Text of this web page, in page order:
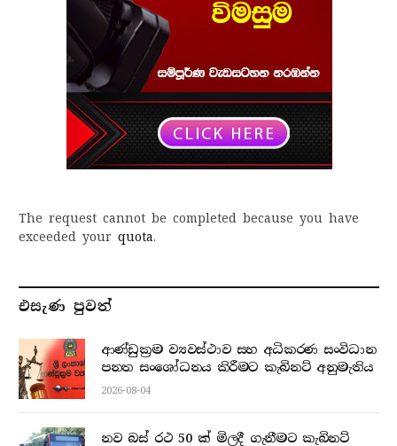
The request cannot be completed because you have
exceeded your quota.
එසැණ පුව​ත්
ආණ්ඩුක්‍රම ව්‍යවස්ථාව සහ අධිකරණ සංවිධාන
පනත සංශෝධනය කිරීමට කැබිනට් අනුමැතිය
2026-08-04
නව බස් රථ 50 ක් මිලදී ගැනීමට කැබිනට්